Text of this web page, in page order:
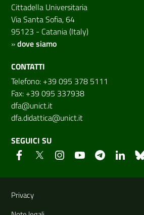
Cittadella Universitaria
Via Santa Sofia, 64
95123 - Catania (Italy)
»dove siamo
CONTATTI
Telefono: +39 095 378 5111
Fax: +39 095 337938
dfa@unict.it
dfa.didattica@unict.it
SEGUICI SU
Link e informazioni utili
Privacy